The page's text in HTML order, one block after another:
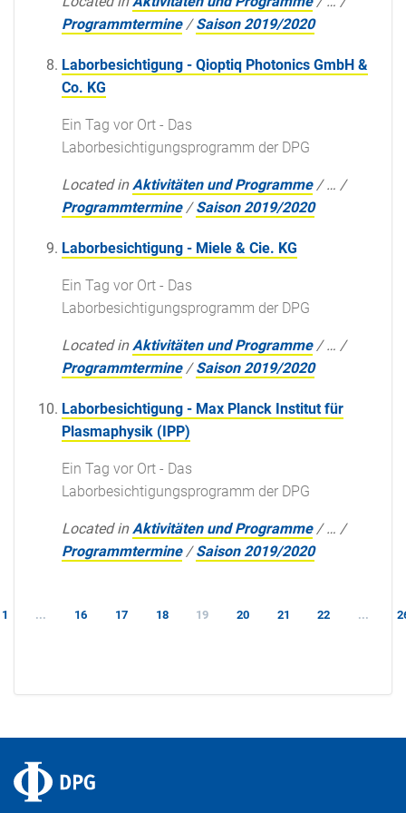
Programmtermine /Saison 2019/2020
Laborbesichtigung - Qioptiq Photonics GmbH &
Co. KG
Ein Tag vor Ort - Das
Laborbesichtigungsprogramm der DPG
Located in Aktivitäten und Programme /… /
Programmtermine /Saison 2019/2020
Laborbesichtigung - Miele & Cie. KG
Ein Tag vor Ort - Das
Laborbesichtigungsprogramm der DPG
Located in Aktivitäten und Programme /… /
Programmtermine /Saison 2019/2020
Laborbesichtigung - Max Planck Institut für
Plasmaphysik (IPP)
Ein Tag vor Ort - Das
Laborbesichtigungsprogramm der DPG
Located in Aktivitäten und Programme /… /
Programmtermine /Saison 2019/2020
1 ... 16 17 18 19 20 21 22 ...